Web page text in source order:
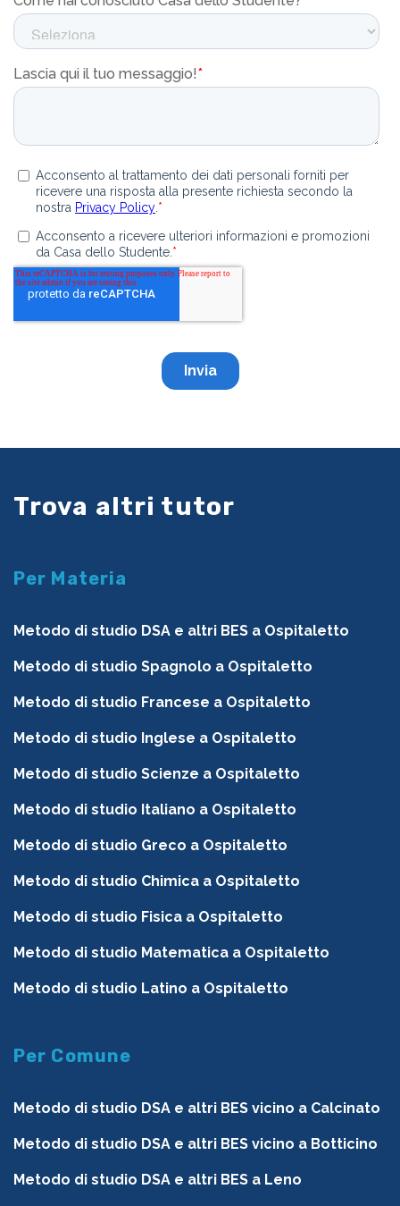
Trova altri tutor
Per Materia
Metodo di studio DSA e altri BES a Ospitaletto
Metodo di studio Spagnolo a Ospitaletto
Metodo di studio Francese a Ospitaletto
Metodo di studio Inglese a Ospitaletto
Metodo di studio Scienze a Ospitaletto
Metodo di studio Italiano a Ospitaletto
Metodo di studio Greco a Ospitaletto
Metodo di studio Chimica a Ospitaletto
Metodo di studio Fisica a Ospitaletto
Metodo di studio Matematica a Ospitaletto
Metodo di studio Latino a Ospitaletto
Per Comune
Metodo di studio DSA e altri BES vicino a Calcinato
Metodo di studio DSA e altri BES vicino a Botticino
Metodo di studio DSA e altri BES a Leno